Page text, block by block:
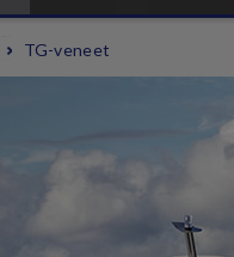
TG-veneet